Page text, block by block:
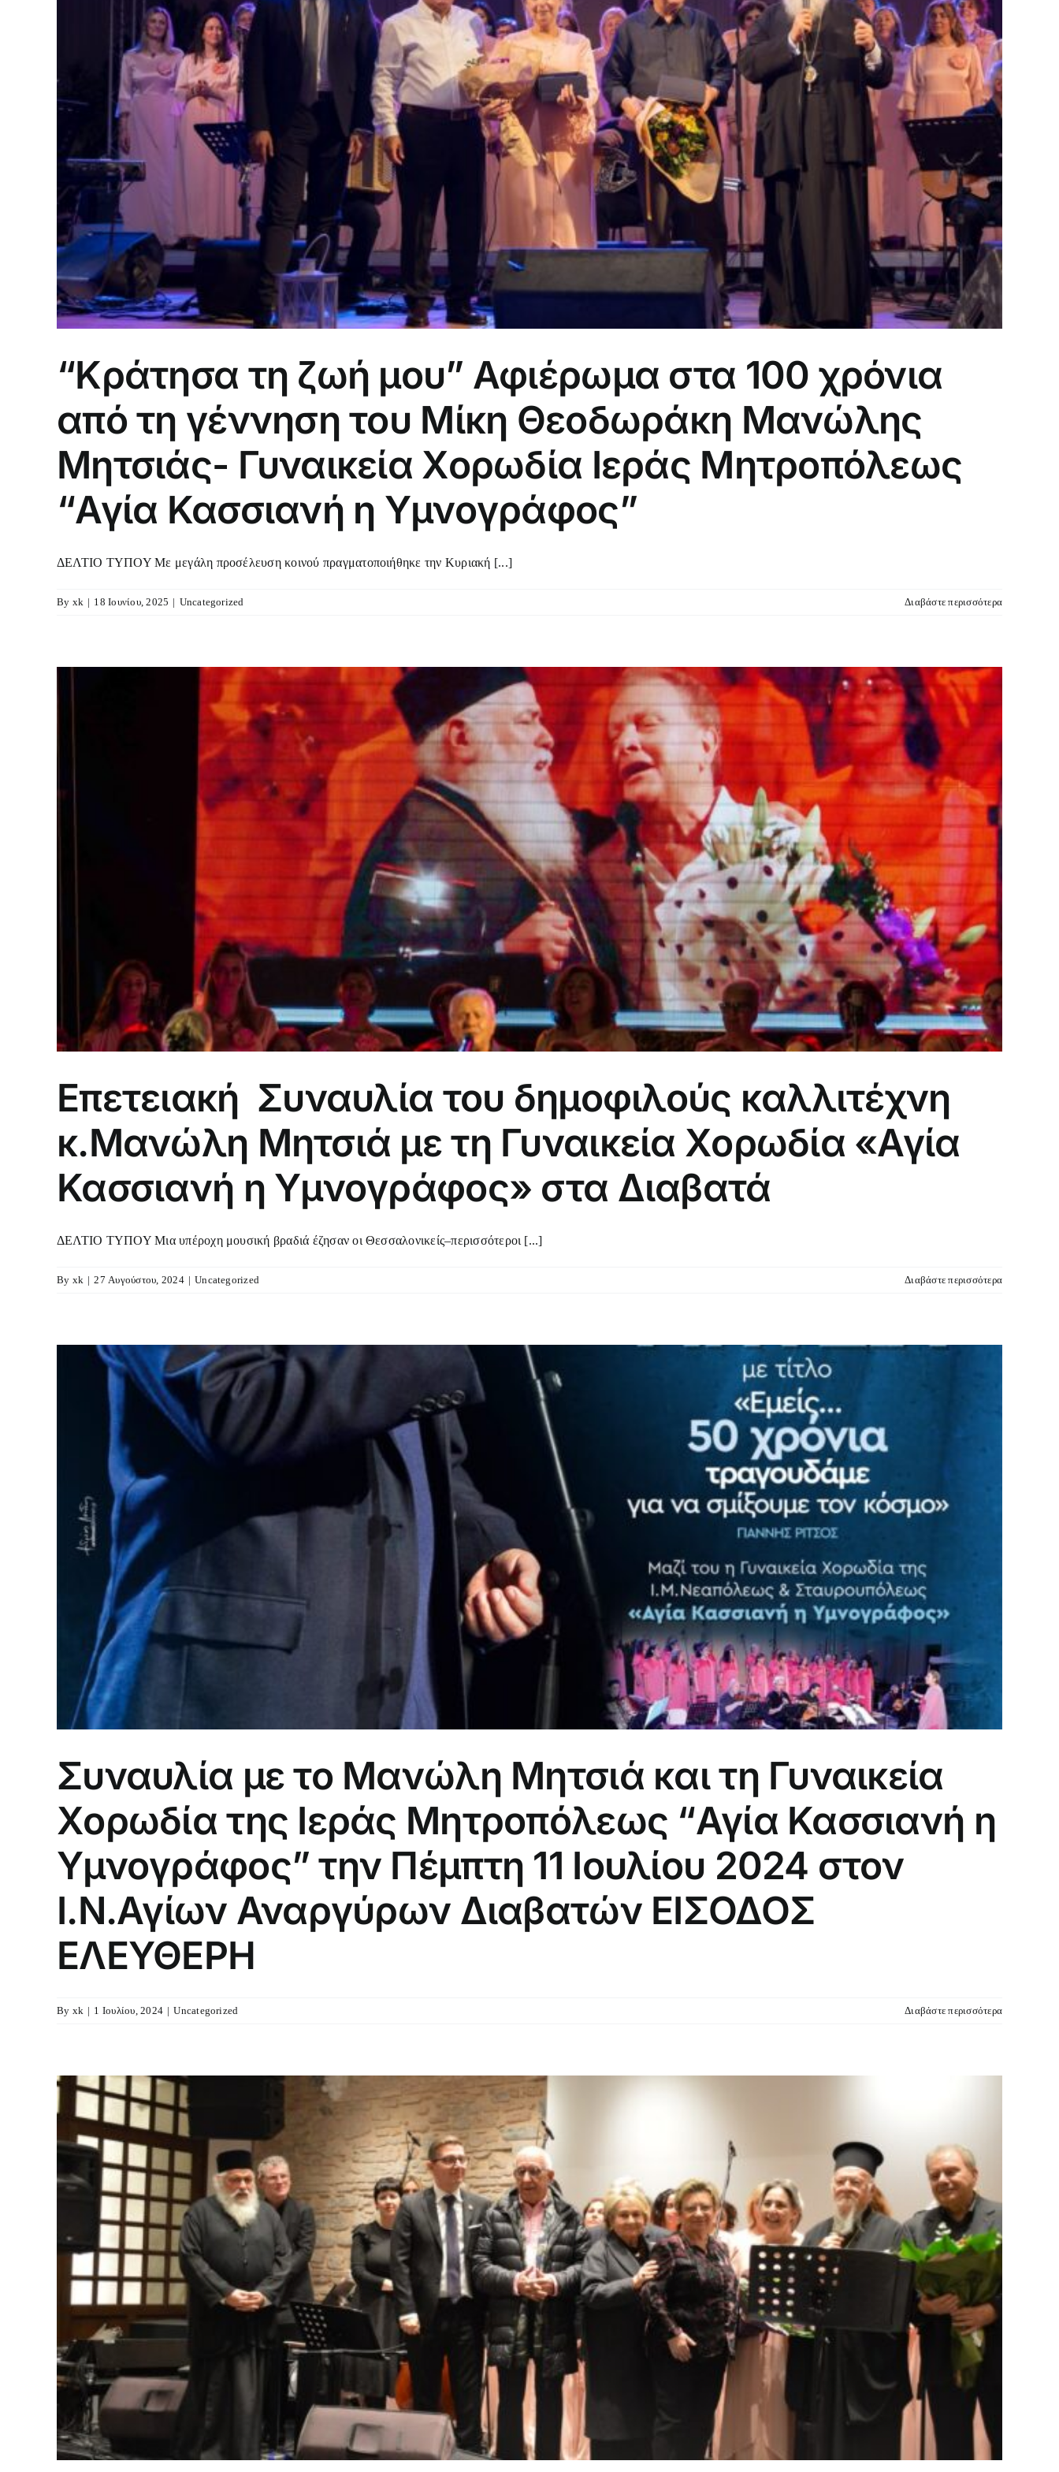
“Κράτησα τη ζωή μου” Αφιέρωμα στα 100 χρόνια
από τη γέννηση του Μίκη Θεοδωράκη Μανώλης
Μητσιάς- Γυναικεία Χορωδία Ιεράς Μητροπόλεως
“Αγία Κασσιανή η Υμνογράφος”
ΔΕΛΤΙΟ ΤΥΠΟΥ Με μεγάλη προσέλευση κοινού πραγματοποιήθηκε την Κυριακή [...]
By xk | 18 Ιουνίου, 2025 | Uncategorized Διαβάστε περισσότερα
Επετειακή Συναυλία του δημοφιλούς καλλιτέχνη
κ.Μανώλη Μητσιά με τη Γυναικεία Χορωδία «Αγία
Κασσιανή η Υμνογράφος» στα Διαβατά
ΔΕΛΤΙΟ ΤΥΠΟΥ Μια υπέροχη μουσική βραδιά έζησαν οι Θεσσαλονικείς–περισσότεροι [...]
By xk | 27 Αυγούστου, 2024 | Uncategorized Διαβάστε περισσότερα
Συναυλία με το Μανώλη Μητσιά και τη Γυναικεία
Χορωδία της Ιεράς Μητροπόλεως “Αγία Κασσιανή η
Υμνογράφος” την Πέμπτη 11 Ιουλίου 2024 στον
Ι.Ν.Αγίων Αναργύρων Διαβατών ΕΙΣΟΔΟΣ
ΕΛΕΥΘΕΡΗ
By xk | 1 Ιουλίου, 2024 | Uncategorized Διαβάστε περισσότερα